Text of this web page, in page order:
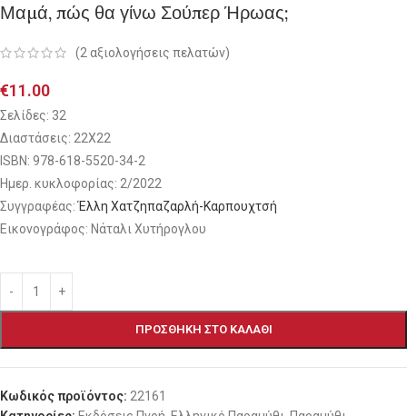
Μαμά, πώς θα γίνω Σούπερ Ήρωας;
(2αξιολογήσεις πελατών)
€11.00
Σελίδες: 32
Διαστάσεις: 22Χ22
ISBN: 978-618-5520-34-2
Ημερ. κυκλοφορίας: 2/2022
Συγγραφέας:Έλλη Χατζηπαζαρλή-Καρπουχτσή
Εικονογράφος: Νάταλι Χυτήρογλου
ΠΡΟΣΘΉΚΗ ΣΤΟ ΚΑΛΆΘΙ
Κωδικός προϊόντος: 22161